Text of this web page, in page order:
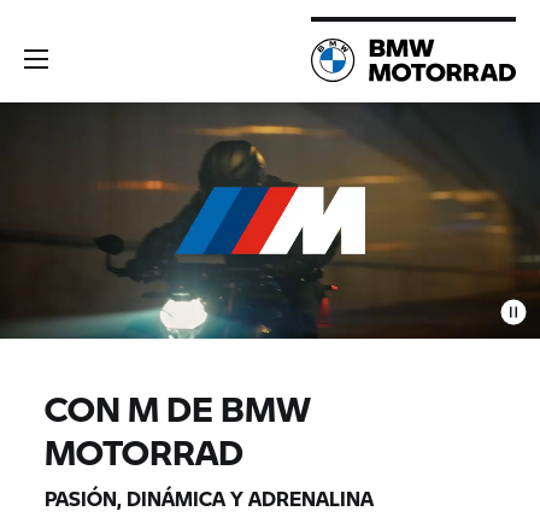
CON M DE BMW
MOTORRAD
PASIÓN, DINÁMICA Y ADRENALINA